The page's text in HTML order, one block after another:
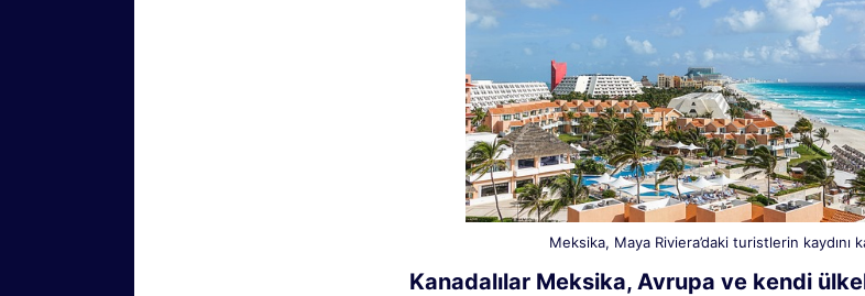
Meksika, Maya Riviera’daki turistlerin kaydını
Kanadalılar Meksika, Avrupa ve kendi